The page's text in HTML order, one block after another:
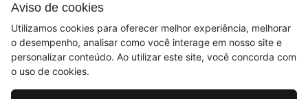
Aviso de cookies
Utilizamos cookies para oferecer melhor experiência, melhorar
o desempenho, analisar como você interage em nosso site e
personalizar conteúdo. Ao utilizar este site, você concorda com
o uso de cookies.